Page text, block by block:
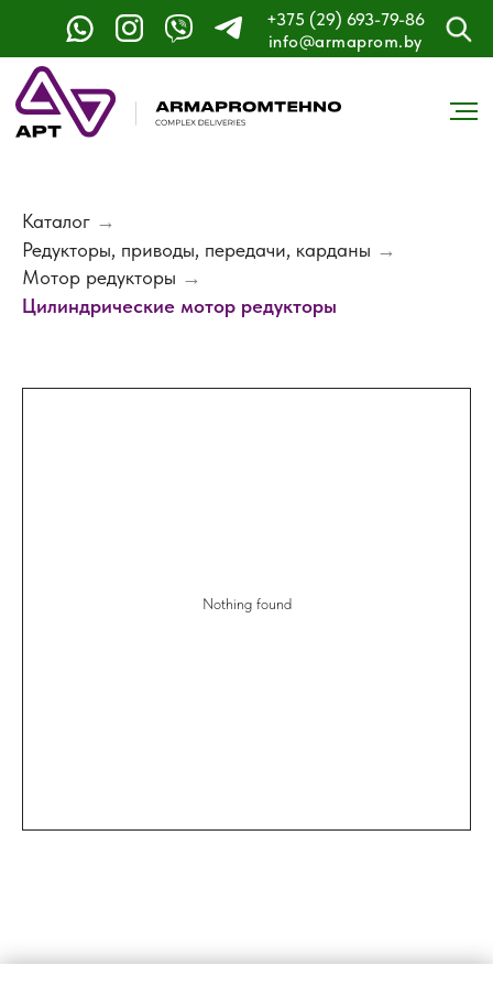
+375 (29) 693-79-86
info@armaprom.by
Каталог →
Редукторы, приводы, передачи, карданы →
Мотор редукторы →
Цилиндрические мотор редукторы
Nothing found